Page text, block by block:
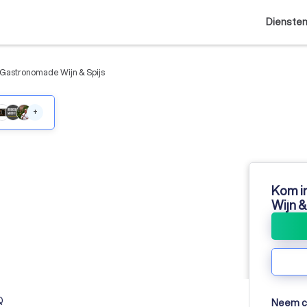
Diensten
Gastronomade Wijn & Spijs
+
Kom
Wijn
Neem